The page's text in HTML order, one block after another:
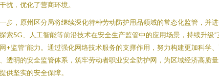
扰，优化了营商环境。
步，原州区分局将继续深化特种劳动防护用品领域的常态化监管，并
索5G、人工智能等前沿技术在安全生产监管中的应用场景，持续升级“
+监管”能力。通过强化网络技术服务的支撑作用，努力构建更加科学
透明的安全监管体系，筑牢劳动者职业安全防护网，为区域经济高质
供坚实的安全保障。